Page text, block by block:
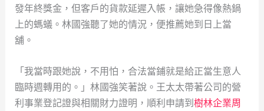
發年終獎金，但客戶的貨款延遲入帳，讓她急得像熱鍋
上的螞蟻。林國強聽了她的情況，便推薦她到日上當
舖。
「我當時跟她說，不用怕，合法當鋪就是給正當生意人
臨時週轉用的。」林國強笑著說。王太太帶著公司的營
利事業登記證與相關財力證明，順利申請到樹林企業周